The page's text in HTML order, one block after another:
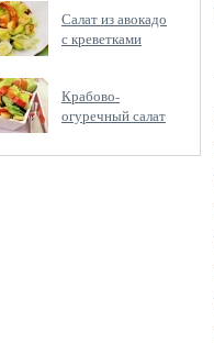
Салат из авокадо
с креветками
Крабово-
огуречный салат